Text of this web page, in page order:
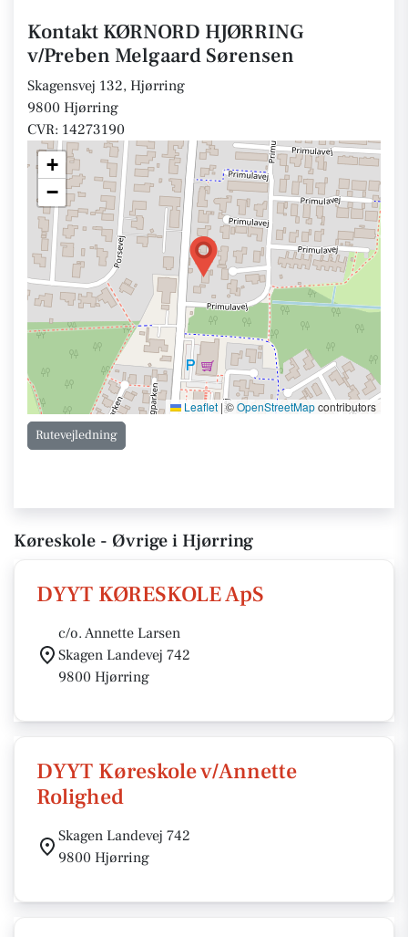
Kontakt KØRNORD HJØRRING
v/Preben Melgaard Sørensen
Skagensvej 132, Hjørring
9800 Hjørring
CVR: 14273190
+
−
Leaflet |©OpenStreetMapcontributors
Rutevejledning
Køreskole - Øvrige i Hjørring
DYYT KØRESKOLE ApS
c/o. Annette Larsen
Skagen Landevej 742
9800 Hjørring
DYYT Køreskole v/Annette
Rolighed
Skagen Landevej 742
9800 Hjørring